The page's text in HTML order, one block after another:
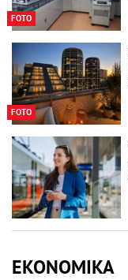
FOTO
FOTO
EKONOMIKA